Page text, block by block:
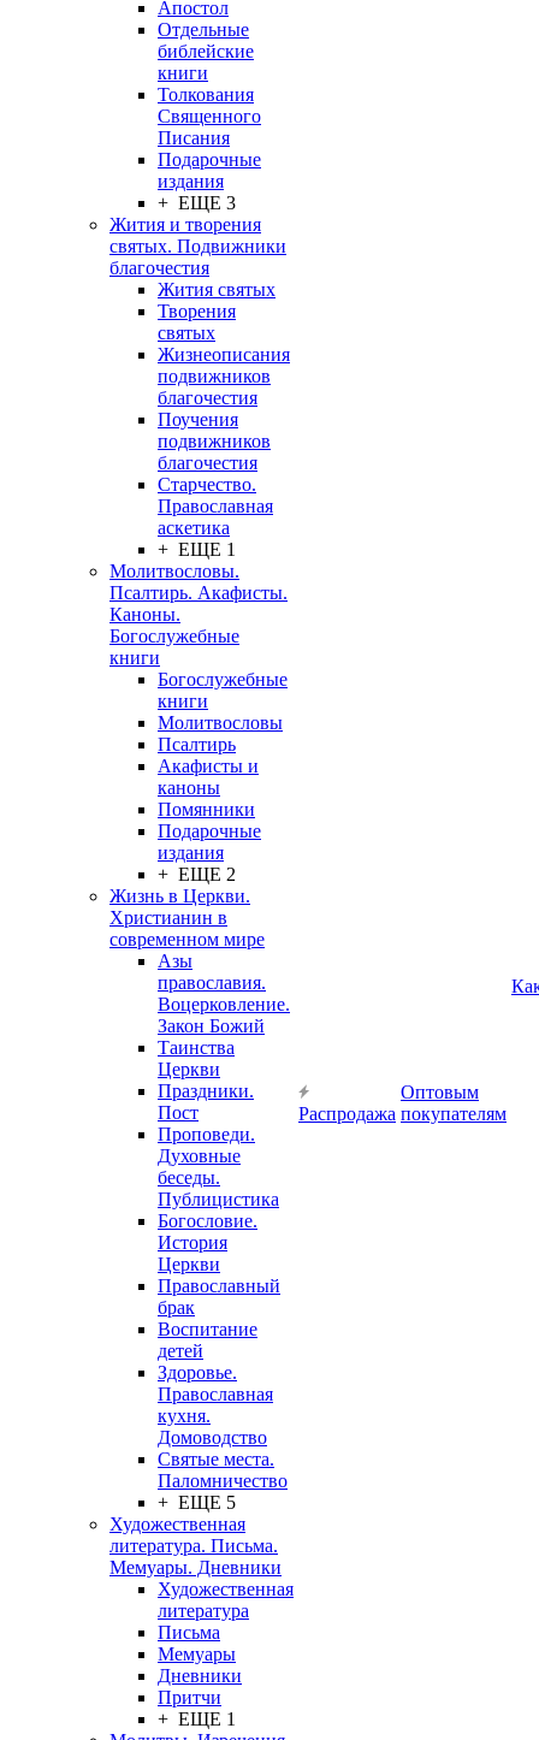
Апостол
Отдельные
библейские
книги
Толкования
Священного
Писания
Подарочные
издания
+ ЕЩЕ 3
Жития и творения
святых. Подвижники
благочестия
Жития святых
Творения
святых
Жизнеописания
подвижников
благочестия
Поучения
подвижников
благочестия
Старчество.
Православная
аскетика
+ ЕЩЕ 1
Молитвословы.
Псалтирь. Акафисты.
Каноны.
Богослужебные
книги
Богослужебные
книги
Молитвословы
Псалтирь
Акафисты и
каноны
Помянники
Подарочные
издания
+ ЕЩЕ 2
Жизнь в Церкви.
Христианин в
современном мире
Азы
православия.
Воцерковление.
Закон Божий
Таинства
Церкви
Праздники.
Пост
Проповеди.
Духовные
беседы.
Публицистика
Богословие.
История
Церкви
Православный
брак
Воспитание
детей
Здоровье.
Православная
кухня.
Домоводство
Святые места.
Паломничество
+ ЕЩЕ 5
Художественная
литература. Письма.
Мемуары. Дневники
Художественная
литература
Письма
Мемуары
Дневники
Притчи
+ ЕЩЕ 1
Распродажа
Оптовым
покупателям